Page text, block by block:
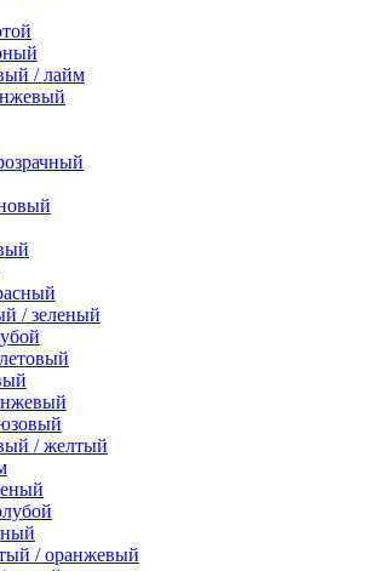
/ лайм
/ зеленый
/ желтый
/ оранжевый